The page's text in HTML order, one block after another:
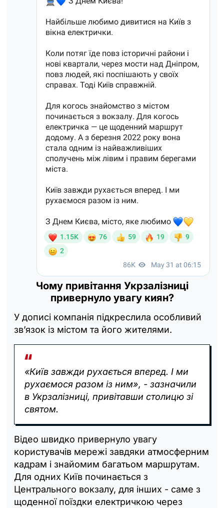
Чому привітання Укрзалізниці
привернуло увагу киян?
У дописі компанія підкреслила особливий
зв’язок із містом та його жителями.
«Київ завжди рухається вперед. І ми
рухаємося разом із ним», - зазначили
в Укрзалізниці, привітавши столицю зі
святом.
Відео швидко привернуло увагу
користувачів мережі завдяки атмосферним
кадрам і знайомим багатьом маршрутам.
Для одних Київ починається з
Центрального вокзалу, для інших - саме з
щоденної поїздки електричкою через